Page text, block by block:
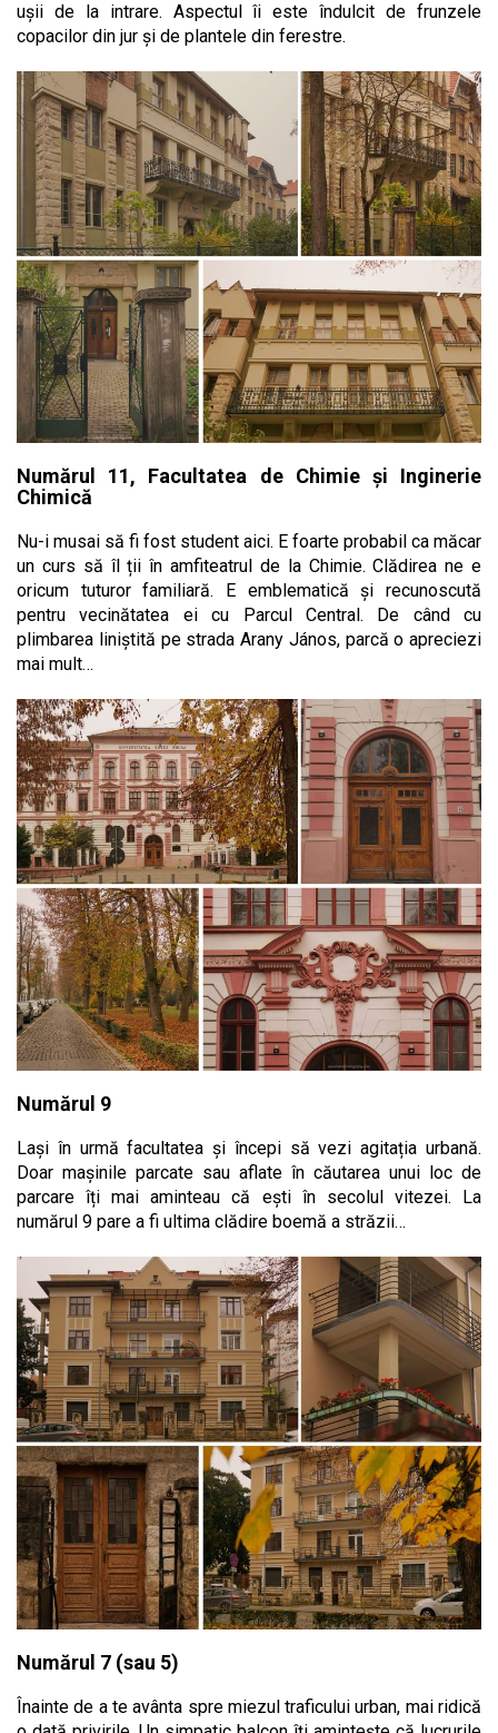
ușii de la intrare. Aspectul îi este îndulcit de frunzele
copacilor din jur și de plantele din ferestre.
Numărul 11, Facultatea de Chimie și Inginerie
Chimică
Nu-i musai să fi fost student aici. E foarte probabil ca măcar
un curs să îl ții în amfiteatrul de la Chimie. Clădirea ne e
oricum tuturor familiară. E emblematică și recunoscută
pentru vecinătatea ei cu Parcul Central. De când cu
plimbarea liniștită pe strada Arany János, parcă o apreciezi
mai mult…
Numărul 9
Lași în urmă facultatea și începi să vezi agitația urbană.
Doar mașinile parcate sau aflate în căutarea unui loc de
parcare îți mai aminteau că ești în secolul vitezei. La
numărul 9 pare a fi ultima clădire boemă a străzii…
Numărul 7 (sau 5)
Înainte de a te avânta spre miezul traficului urban, mai ridică